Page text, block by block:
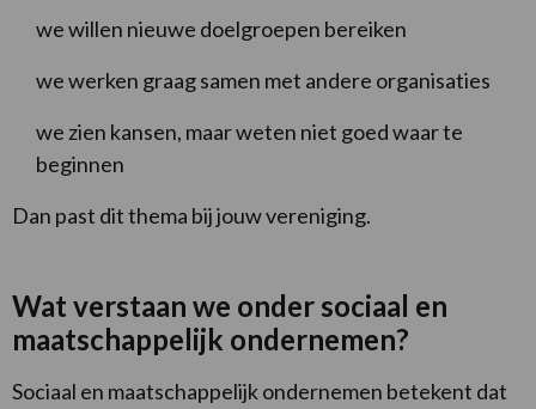
we willen nieuwe doelgroepen bereiken
we werken graag samen met andere organisaties
we zien kansen, maar weten niet goed waar te
beginnen
Dan past dit thema bij jouw vereniging.
Wat verstaan we onder sociaal en
maatschappelijk ondernemen?
Sociaal en maatschappelijk ondernemen betekent dat